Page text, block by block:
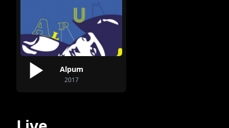
Petr Ptáček
Alpum
2017